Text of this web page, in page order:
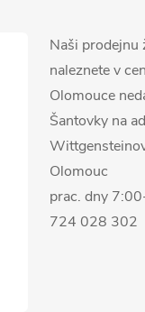
Naši prodejnu
naleznete v
Olomouce
Šantovky na
Olomouc
prac. dny
724 028 302